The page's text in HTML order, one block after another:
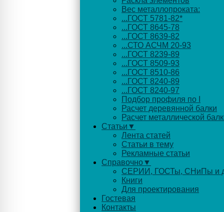
Вес металлопроката:
...ГОСТ 5781-82*
...ГОСТ 8645-78
...ГОСТ 8639-82
...СТО АСЧМ 20-93
...ГОСТ 8239-89
...ГОСТ 8509-93
...ГОСТ 8510-86
...ГОСТ 8240-89
...ГОСТ 8240-97
Подбор профиля по I
Расчет деревянной балки
Расчет металлической
Статьи▼
Лента статей
Статьи в тему
Рекламные статьи
Справочно▼
СЕРИИ, ГОСТы, СНиПы и
Книги
Для проектирования
Гостевая
Контакты